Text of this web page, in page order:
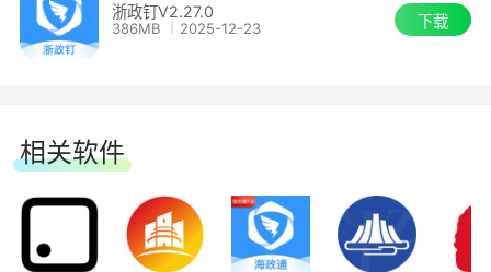
iii. 观看平均时长
v. 观看人员明细
优化云盘的文件列表排序
浙政钉V2.27.0
386MB 2025-12-23 下载
相关软件